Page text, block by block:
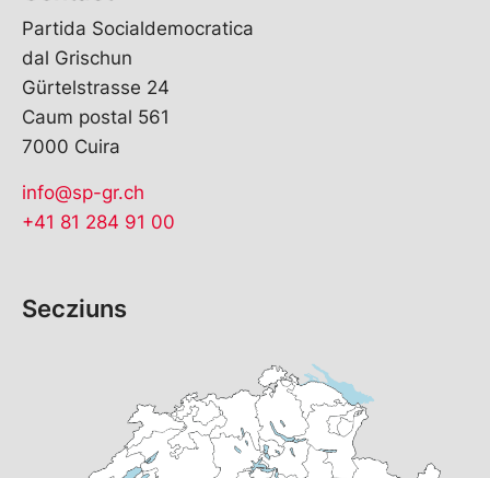
Partida Socialdemocratica
dal Grischun
Gürtelstrasse 24
Caum postal 561
7000 Cuira
info@sp-gr.ch
+41 81 284 91 00
Secziuns